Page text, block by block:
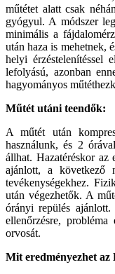
műtétet alatt csak
gyógyul. A módszer
minimális a
után haza is mehetnek,
helyi érzéstelenítéssel
lefolyású, azonban
hagyományos
Műtét utáni teendők:
A műtét után
használunk, és 2
állhat. Hazatéréskor az
ajánlott, a következő
tevékenységekhez.
után végezhetők. A
órányi repülés
ellenőrzésre,
orvosát.
Mit eredményezhet